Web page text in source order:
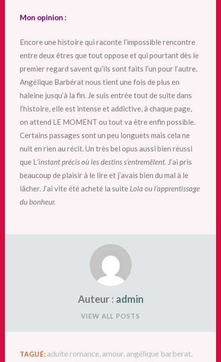
Mon opinion :
Encore une histoire qui raconte l’impossible rencontre
entre deux êtres que tout oppose et qui pourtant dès le
premier regard savent qu’ils sont faits l’un pour l’autre.
Angélique Barbératnous tient une fois de plus en
haleine jusqu’à la fin. Je suis entrée tout de suite dans
l’histoire, elle est intense et addictive, à chaque page,
on attend LE MOMENT ou tout va être enfin possible.
Certains passages sont un peu longuets mais cela ne
nuit en rien au récit. Un très bel opus aussi bien réussi
que L ’instant précis où les destins s’entremêlent . J’ai pris
beaucoup de plaisir à le lire et j’avais bien du mal à le
lâcher. J’ai vite été acheté la suite Lola ou l’apprentissage
du bonheur.
Auteur : admin
VIEW ALL POSTS
TAGUÉ: adulte romance,amour,angélique barberat,